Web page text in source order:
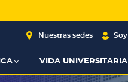
Nuestras sedes Soy
VIDA UNIVERSITARIA